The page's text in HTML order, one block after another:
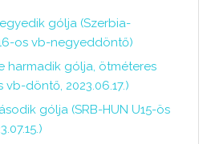
gólja (Szerbia-
os vb-negyeddöntő)
harmadik gólja, ötméteres
vb-döntő, 2023.06.17.)
gólja (SRB-HUN U15-ös